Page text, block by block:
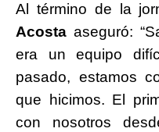
Al término de la
Acosta aseguró:
era un equipo
pasado, estamos
que hicimos. El
con nosotros